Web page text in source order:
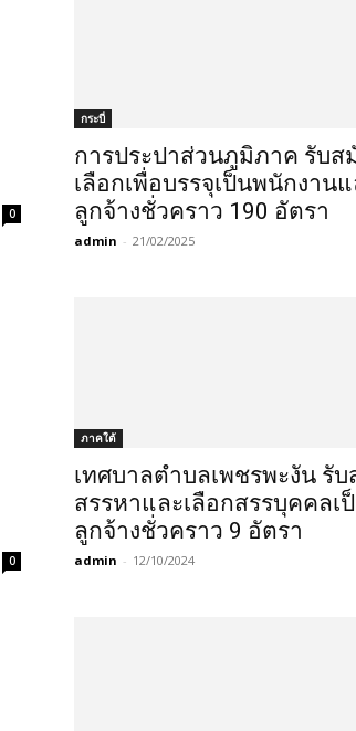
0
กระบี่
การประปาส่วนภูมิภาค รับส
เลือกเพื่อบรรจุเป็นพนักงาน
ลูกจ้างชั่วคราว 190 อัตรา
admin - 21/02/2025
0
ภาคใต้
เทศบาลตำบลเพชรพะงัน รั
สรรหาและเลือกสรรบุคคลเ
ลูกจ้างชั่วคราว 9 อัตรา
admin - 12/10/2024